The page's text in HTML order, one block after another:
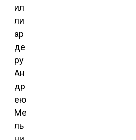
ил
ли
ар
де
ру
Ан
др
ею
Ме
ль